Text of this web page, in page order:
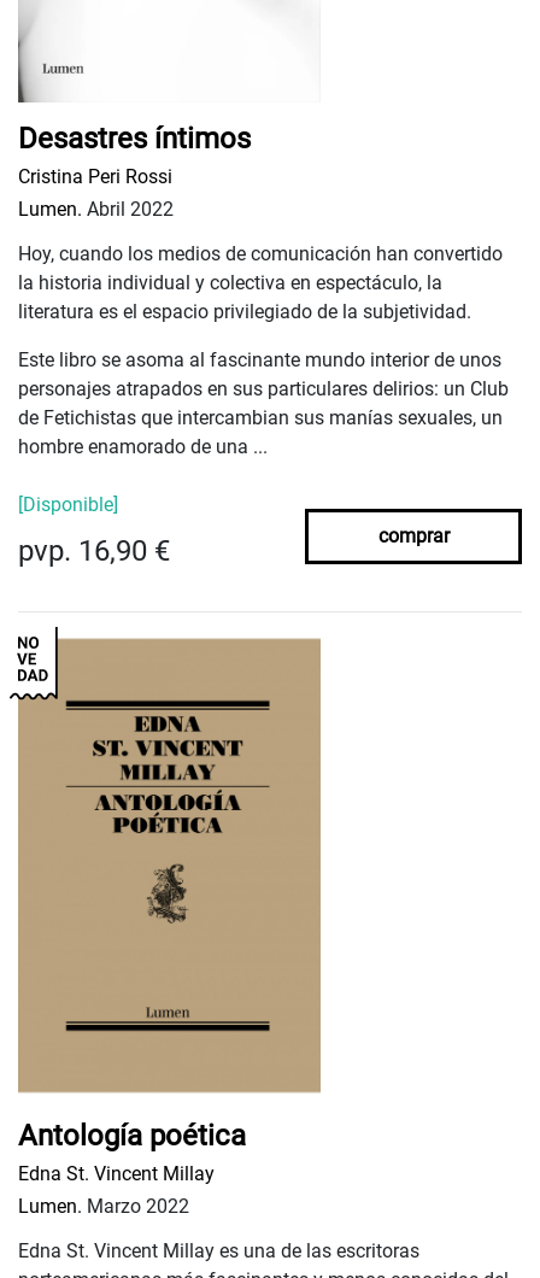
Desastres íntimos
Cristina Peri Rossi
Lumen. Abril 2022
Hoy, cuando los medios de comunicación han convertido
la historia individual y colectiva en espectáculo, la
literatura es el espacio privilegiado de la subjetividad.
Este libro se asoma al fascinante mundo interior de unos
personajes atrapados en sus particulares delirios: un Club
de Fetichistas que intercambian sus manías sexuales, un
hombre enamorado de una ...
[Disponible]
pvp. 16,90 € comprar
Antología poética
Edna St. Vincent Millay
Lumen. Marzo 2022
Edna St. Vincent Millay es una de las escritoras